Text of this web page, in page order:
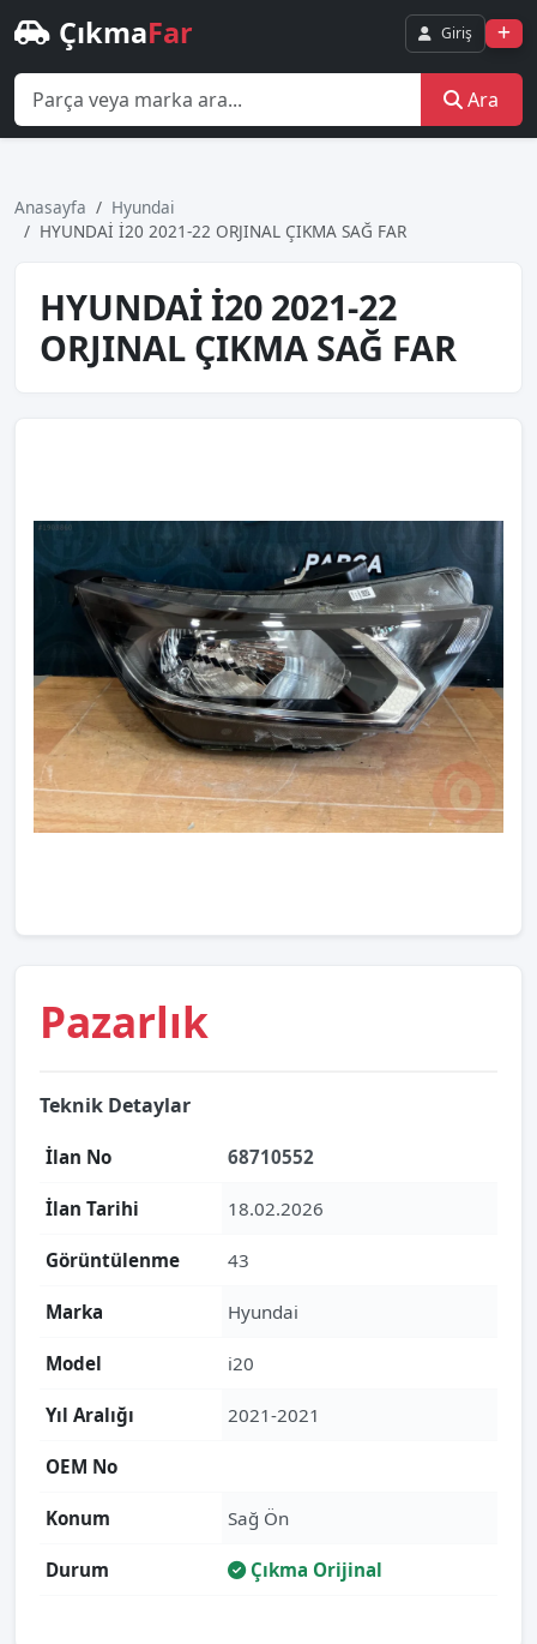
ÇıkmaFar Giriş
Ara
Anasayfa
Hyundai
HYUNDAİ İ20 2021-22 ORJINAL ÇIKMA SAĞ FAR
HYUNDAİ İ20 2021-22
ORJINAL ÇIKMA SAĞ FAR
Pazarlık
Teknik Detaylar
İlan No 68710552
İlan Tarihi 18.02.2026
Görüntülenme 43
Marka Hyundai
Model i20
Yıl Aralığı 2021-2021
OEM No
Konum Sağ Ön
Durum Çıkma Orijinal